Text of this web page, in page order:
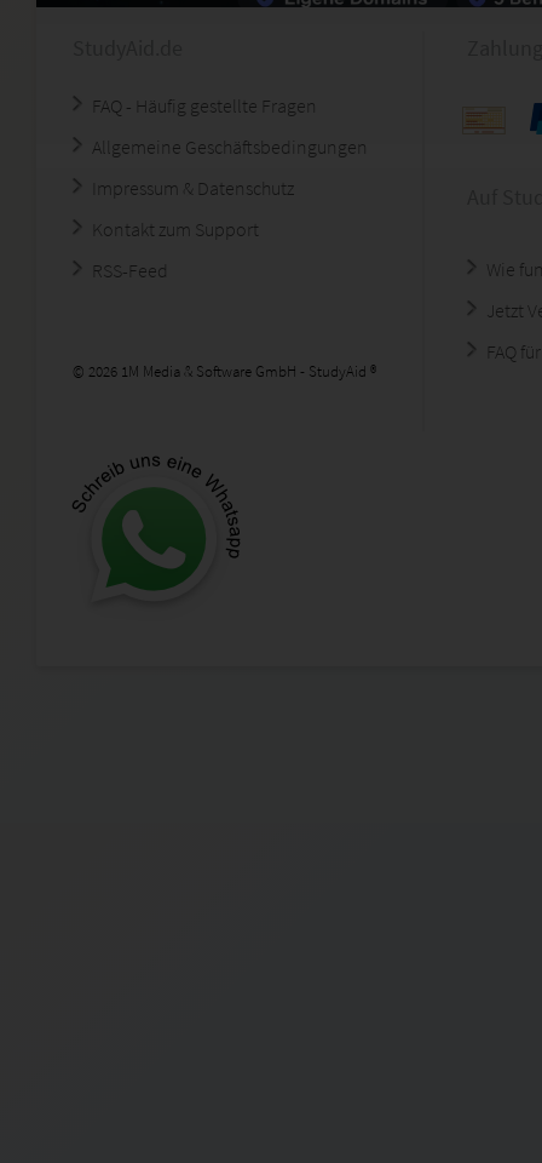
FAQ - Häufig gestellte Fragen
Allgemeine Geschäftsbedingungen
Impressum & Datenschutz
Kontakt zum Support
RSS-Feed
© 2026 1M Media & Software GmbH - StudyAid ®
Wie
Jetzt
FAQ